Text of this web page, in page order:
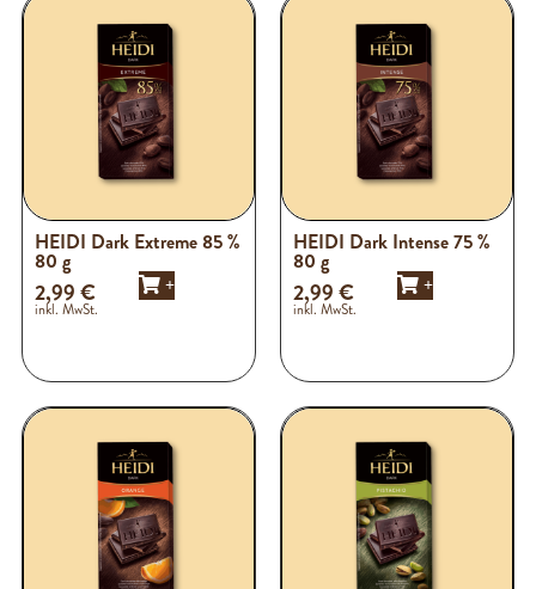
HEIDI Dark Extreme 85 %
80 g
+
2,99€
inkl. MwSt.
HEIDI Dark Intense 75 %
80 g
+
2,99€
inkl. MwSt.